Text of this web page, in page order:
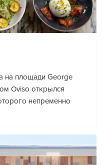
на площади George
Oviso открылся
непременно